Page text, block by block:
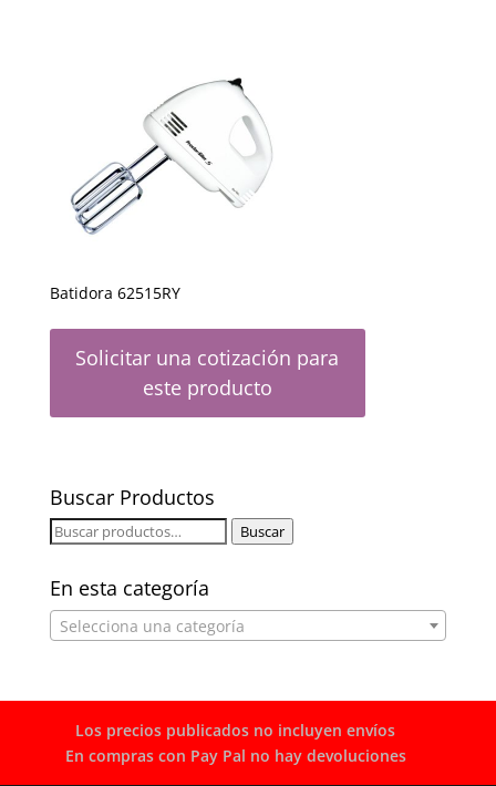
Batidora 62515RY
Solicitar una cotización para
este producto
Buscar Productos
Buscar
Buscar
En esta categoría
Selecciona una categoría
Los precios publicados no incluyen envíos
En compras con Pay Pal no hay devoluciones